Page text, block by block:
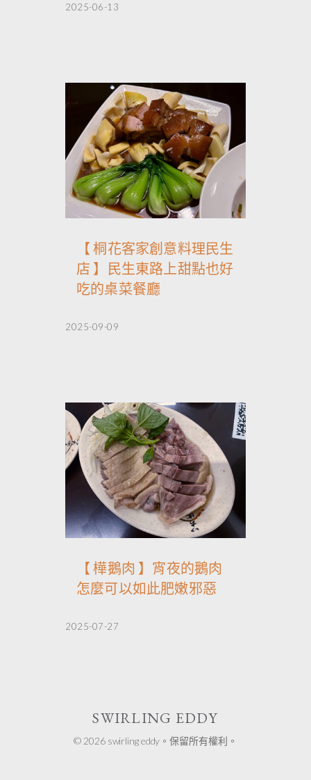
2025-06-13
【 桐花客家創意料理民生
店 】民生東路上甜點也好
吃的桌菜餐廳
2025-09-09
【 樺鵝肉 】宵夜的鵝肉
怎麼可以如此肥嫩邪惡
2025-07-27
SWIRLING EDDY
© 2026 swirling eddy。保留所有權利。